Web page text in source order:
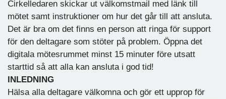
Cirkelledaren skickar ut välkomstmail med länk till
mötet samt instruktioner om hur det går till att ansluta.
Det är bra om det finns en person att ringa för support
för den deltagare som stöter på problem. Öppna det
digitala mötesrummet minst 15 minuter före utsatt
starttid så att alla kan ansluta i god tid!
INLEDNING
Hälsa alla deltagare välkomna och gör ett upprop för